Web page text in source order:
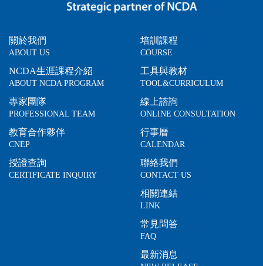
關於我們
ABOUT US
NCDA生涯課程介紹
ABOUT NCDA PROGRAM
專家團隊
PROFESSIONAL TEAM
教育合作夥伴
CNEP
授證查詢
CERTIFICATE INQUIRY
培訓課程
COURSE
工具與教材
TOOL&CURRICULUM
線上諮詢
ONLINE CONSULTATION
行事曆
CALENDAR
聯絡我們
CONTACT US
相關連結
LINK
常見問答
FAQ
最新消息